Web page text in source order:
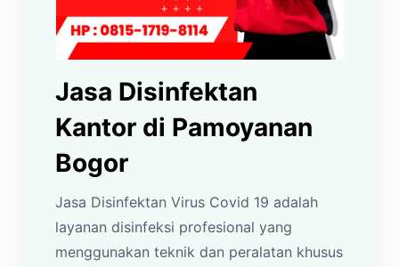
Jasa Disinfektan
Kantor di Pamoyanan
Bogor
Jasa Disinfektan Virus Covid 19 adalah
layanan disinfeksi profesional yang
menggunakan teknik dan peralatan khusus